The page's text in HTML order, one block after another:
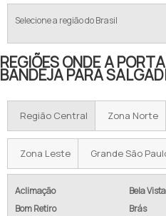
Selecione a região do Brasil
REGIÕES ONDE A
BANDEJA PARA
Região Central Zona Norte
Zona Leste Grande São
Aclimação
Bela Vista
Bom Retiro
Brás